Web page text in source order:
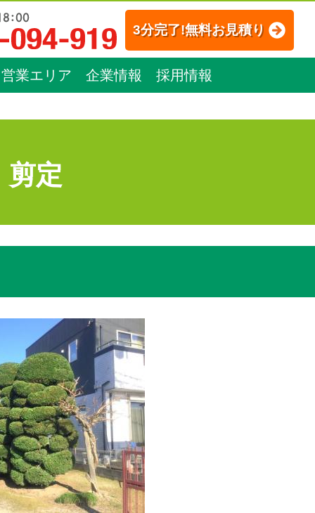
3分完了!無料お見積り
営業エリア 企業情報 採用情報
剪定